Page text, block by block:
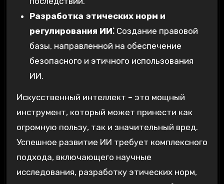
Разработка этических норм и
регулирования ИИ⁚Создание правовой
базы, направленной на обеспечение
безопасного и этичного использования
ИИ.
Искусственный интеллект – это мощный
инструмент, который может принести как
огромную пользу, так и значительный вред.
Успешное развитие ИИ требует комплексного
подхода, включающего научные
исследования, разработку этических норм,